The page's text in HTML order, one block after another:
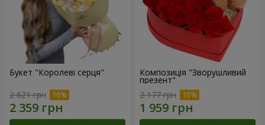
Букет "Королеві серця"
2 621 грн
Композиція "Зворушливий
презент"
2 177 грн